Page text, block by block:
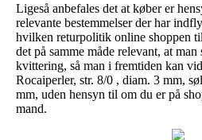
Ligeså anbefales det at køber er
relevante bestemmelser der har
hvilken returpolitik online shoppen
det på samme måde relevant, at
kvittering, så man i fremtiden kan
Rocaiperler, str. 8/0 , diam. 3 mm,
mm, uden hensyn til om du er på
mand.